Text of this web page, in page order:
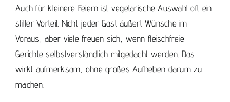
Auch für kleinere Feiern ist vegetarische Auswahl oft ein
stiller Vorteil. Nicht jeder Gast äußert Wünsche im
Voraus, aber viele freuen sich, wenn fleischfreie
Gerichte selbstverständlich mitgedacht werden. Das
wirkt aufmerksam, ohne großes Aufheben darum zu
machen.